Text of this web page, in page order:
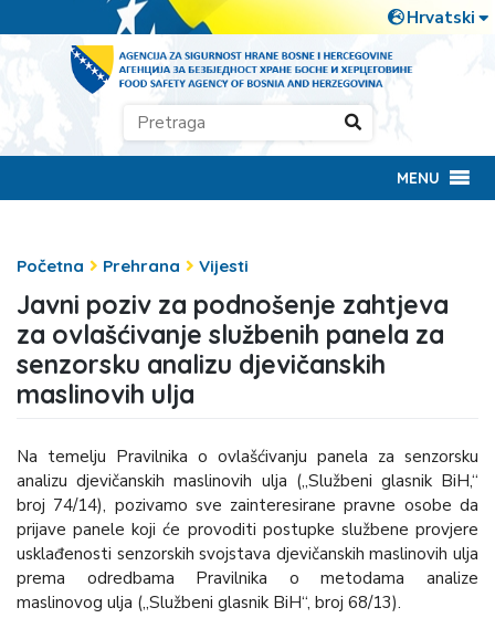
MENU
Početna Prehrana Vijesti
Javni poziv za podnošenje zahtjeva
za ovlašćivanje službenih panela za
senzorsku analizu djevičanskih
maslinovih ulja
Na temelju Pravilnika o ovlašćivanju panela za senzorsku
analizu djevičanskih maslinovih ulja („Službeni glasnik BiH,“
broj 74/14), pozivamo sve zainteresirane pravne osobe da
prijave panele koji će provoditi postupke službene provjere
usklađenosti senzorskih svojstava djevičanskih maslinovih ulja
prema odredbama Pravilnika o metodama analize
maslinovog ulja („Službeni glasnik BiH“, broj 68/13).